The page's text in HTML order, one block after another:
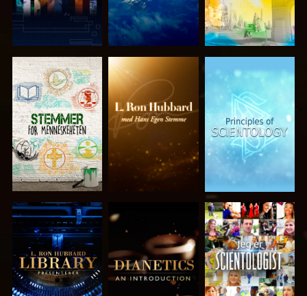
UTFORSK
SERIEN
UTFORSK
SERIEN
UTFORSK
SERIEN
UTFORSK
SERIEN
UTFORSK
SERIEN
SE